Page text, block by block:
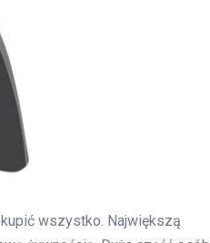
wszystko. Największą